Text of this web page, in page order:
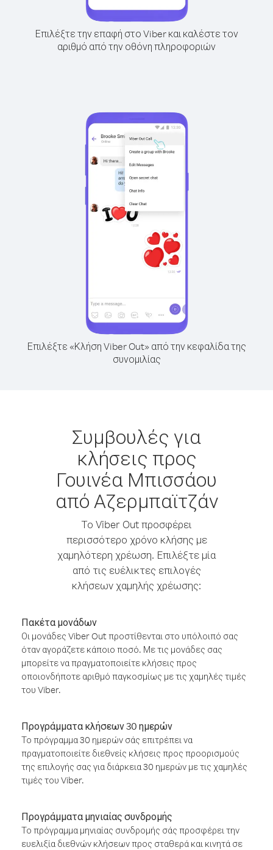
Επιλέξτε την επαφή στο Viber και καλέστε τον
αριθμό από την οθόνη πληροφοριών
Επιλέξτε «Κλήση Viber Out» από την κεφαλίδα της
συνομιλίας
Συμβουλές για
κλήσεις προς
Γουινέα Μπισσάου
από Αζερμπαϊτζάν
Το Viber Out προσφέρει
περισσότερο χρόνο κλήσης με
χαμηλότερη χρέωση. Επιλέξτε μία
από τις ευέλικτες επιλογές
κλήσεων χαμηλής χρέωσης:
Πακέτα μονάδων
Οι μονάδες Viber Out προστίθενται στο υπόλοιπό σας
όταν αγοράζετε κάποιο ποσό. Με τις μονάδες σας
μπορείτε να πραγματοποιείτε κλήσεις προς
οποιονδήποτε αριθμό παγκοσμίως με τις χαμηλές τιμές
του Viber.
Προγράμματα κλήσεων 30 ημερών
Το πρόγραμμα 30 ημερών σάς επιτρέπει να
πραγματοποιείτε διεθνείς κλήσεις προς προορισμούς
της επιλογής σας για διάρκεια 30 ημερών με τις χαμηλές
τιμές του Viber.
Προγράμματα μηνιαίας συνδρομής
Το πρόγραμμα μηνιαίας συνδρομής σάς προσφέρει την
ευελιξία διεθνών κλήσεων προς σταθερά και κινητά σε